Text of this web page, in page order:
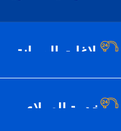
بلاغات الصيانة
خدمة العملاء